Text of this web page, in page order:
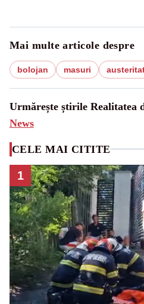
Mai multe articole despre
bolojan masuri
Urmărește știrile Realitatea
News
CELE MAI CITITE
1